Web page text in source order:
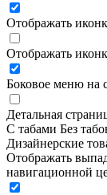
Отображать
Отображать
Боковое меню на
Детальная
С табами Без
Дизайнерские
Отображать
навигационной